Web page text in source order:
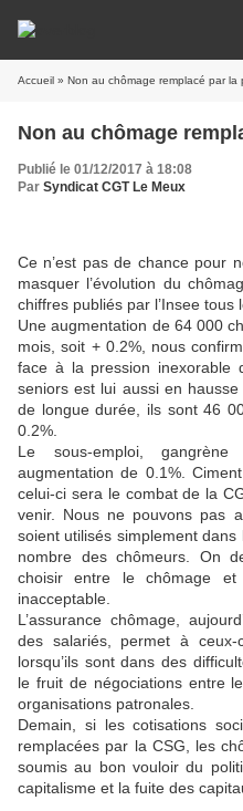
Accueil » Non au chômage remplacé par la
Non au chômage
Publié le 01/12/2017 à 18:08
Par Syndicat CGT Le Meux
Ce n’est pas de chance pour
masquer l’évolution du
chiffres publiés par l’Insee tous
Une augmentation de 64 000
mois, soit + 0.2%, nous
face à la pression inexorable
seniors est lui aussi en
de longue durée, ils sont 46
0.2%.
Le sous-emploi,
augmentation de 0.1%.
celui-ci sera le combat de la
venir. Nous ne pouvons pas
soient utilisés simplement
nombre des chômeurs. On
choisir entre le chômage et
inacceptable.
L’assurance chômage,
des salariés, permet à ceux-
lorsqu’ils sont dans des
le fruit de négociations entre
organisations patronales.
Demain, si les cotisations
remplacées par la CSG, les
soumis au bon vouloir du
capitalisme et la fuite des